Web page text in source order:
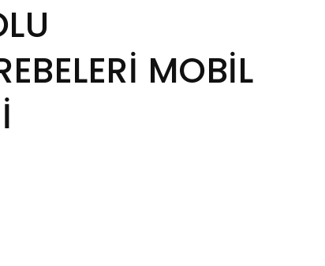
MOBİL